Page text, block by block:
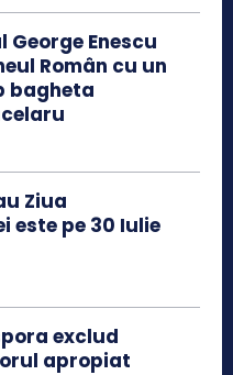
Enescu
Român cu un
bagheta
Ziua
este pe 30 Iulie
exclud
apropiat